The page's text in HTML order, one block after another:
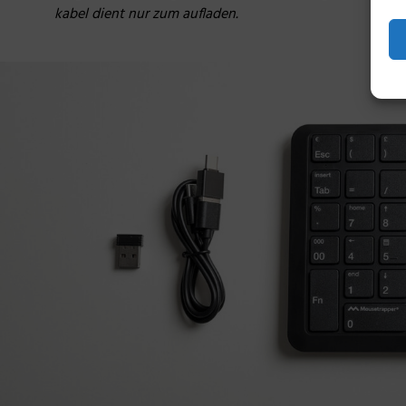
kabel dient nur zum aufladen.